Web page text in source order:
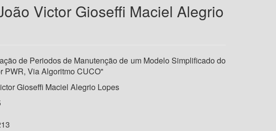
Victor Gioseffi Maciel Alegrio
de Periodos de Manutenção de um Modelo Simplificado do
PWR, Via Algoritmo CUCO"
Gioseffi Maciel Alegrio Lopes